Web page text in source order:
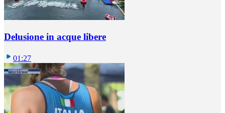
Delusione in acque libere
01:27